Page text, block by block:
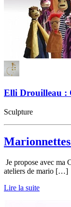
Elli Drouilleau :
Sculpture
Je propose avec ma
ateliers de mario […]
Lire la suite